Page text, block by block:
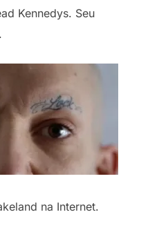
Kennedys. Seu
na Internet.